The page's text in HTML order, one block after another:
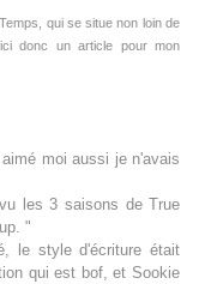
qui se situe non loin de
donc un article pour mon
moi aussi je n'avais
les 3 saisons de True
"
le style d'écriture était
qui est bof, et Sookie